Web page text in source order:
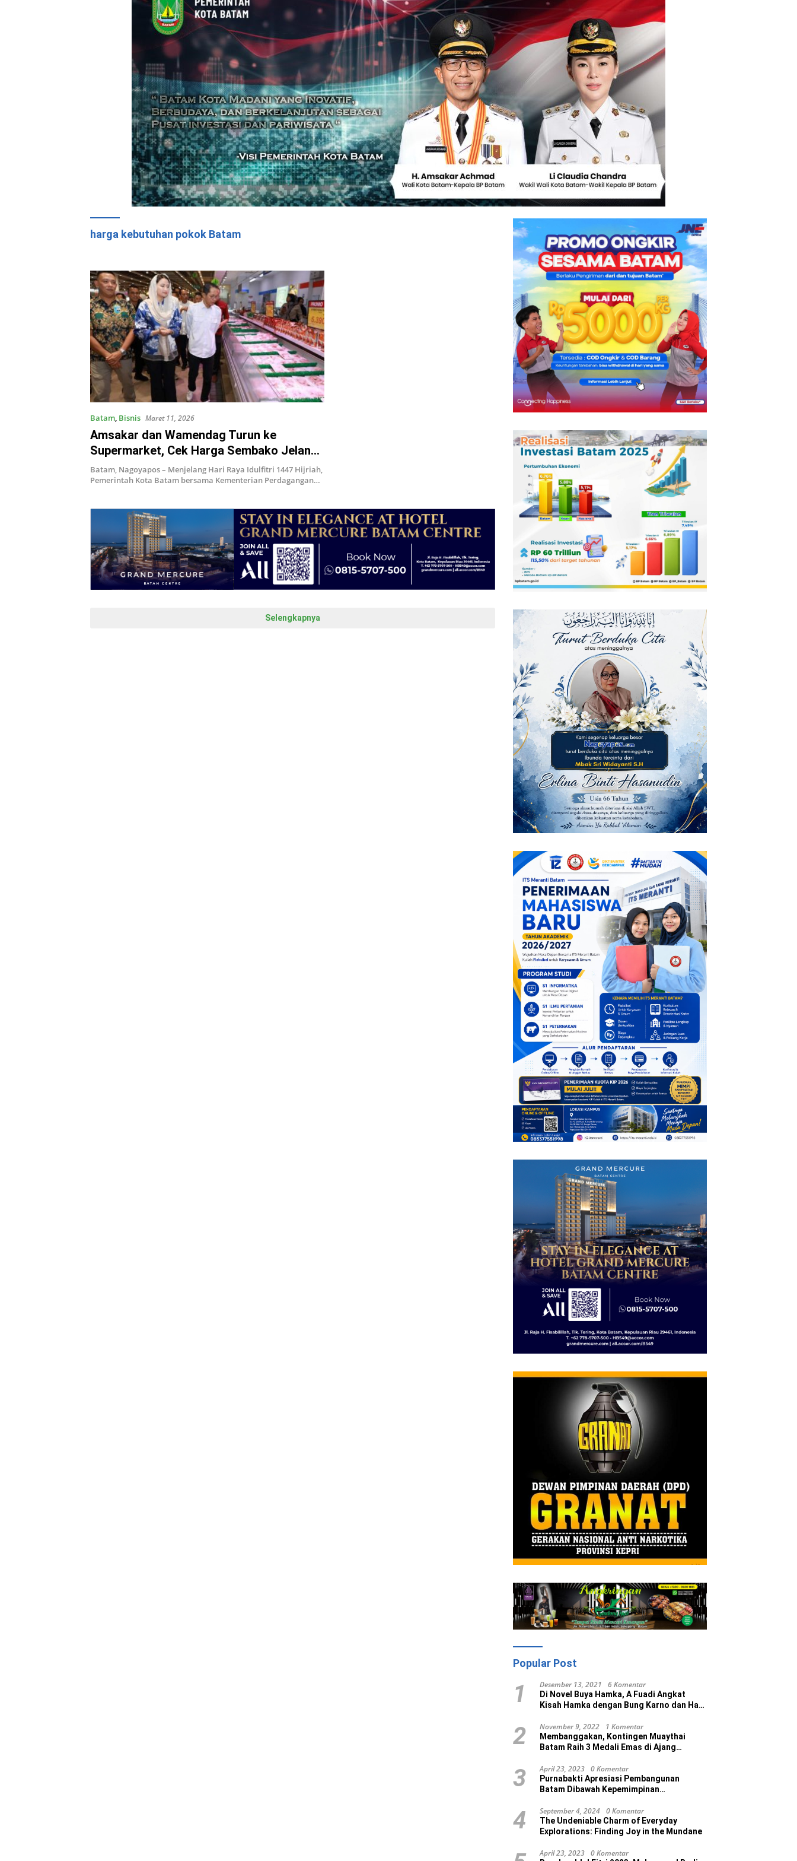
harga kebutuhan pokok Batam
Batam, Bisnis Maret 11, 2026
Amsakar dan Wamendag Turun ke
Supermarket, Cek Harga Sembako Jelang
Lebaran di Batam
Batam, Nagoyapos – Menjelang Hari Raya Idulfitri 1447 Hijriah,
Pemerintah Kota Batam bersama Kementerian Perdagangan…
Selengkapnya
Popular Post
1 Desember 13, 2021 6 Komentar
Di Novel Buya Hamka, A Fuadi Angkat
Kisah Hamka dengan Bung Karno dan Haji
2 November 9, 2022 1 Komentar
Membanggakan, Kontingen Muaythai
Batam Raih 3 Medali Emas di Ajang
3 April 23, 2023 0 Komentar
Purnabakti Apresiasi Pembangunan
Batam Dibawah Kepemimpinan
4 September 4, 2024 0 Komentar
The Undeniable Charm of Everyday
Explorations: Finding Joy in the Mundane
April 23, 2023 0 Komentar